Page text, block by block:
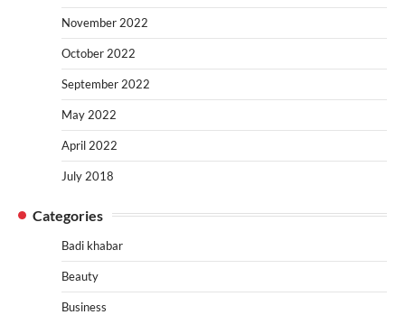
November 2022
October 2022
September 2022
May 2022
April 2022
July 2018
Categories
Badi khabar
Beauty
Business